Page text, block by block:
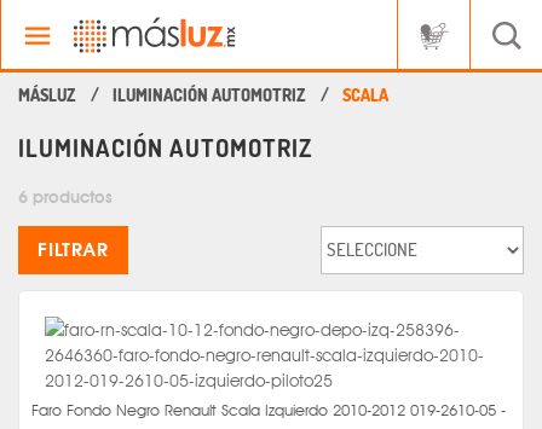
ILUMINACIÓN AUTOMOTRIZ SCALA
ILUMINACIÓN AUTOMOTRIZ
6 productos
FILTRAR
Faro Fondo Negro Renault Scala Izquierdo 2010-2012 019-2610-05 -